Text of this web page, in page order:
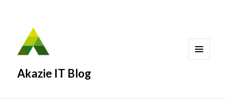
Akazie IT Blog